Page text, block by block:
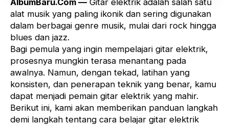
alat musik yang paling ikonik dan sering digunakan
dalam berbagai genre musik, mulai dari rock hingga
blues dan jazz.
Bagi pemula yang ingin mempelajari gitar elektrik,
prosesnya mungkin terasa menantang pada
awalnya. Namun, dengan tekad, latihan yang
konsisten, dan penerapan teknik yang benar, kamu
dapat menjadi pemain gitar elektrik yang mahir.
Berikut ini, kami akan memberikan panduan langkah
demi langkah tentang cara belajar gitar elektrik